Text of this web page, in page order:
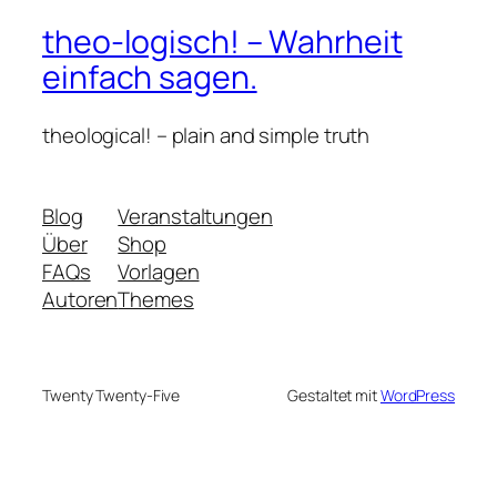
theo-logisch! – Wahrheit
einfach sagen.
theological! – plain and simple truth
Blog
Über
FAQs
Autoren
Veranstaltungen
Shop
Vorlagen
Themes
Twenty Twenty-Five Gestaltet mitWordPress